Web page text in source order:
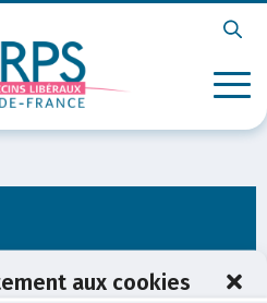
aux cookies